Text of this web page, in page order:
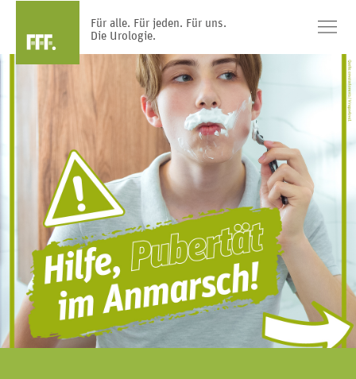
Für alle. Für jeden. Für uns.
Die Urologie.